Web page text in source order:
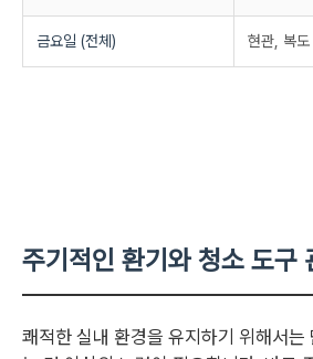
금요일 (전체) 현관, 복
주기적인 환기와 청소 도구
쾌적한 실내 환경을 유지하기 위해서는